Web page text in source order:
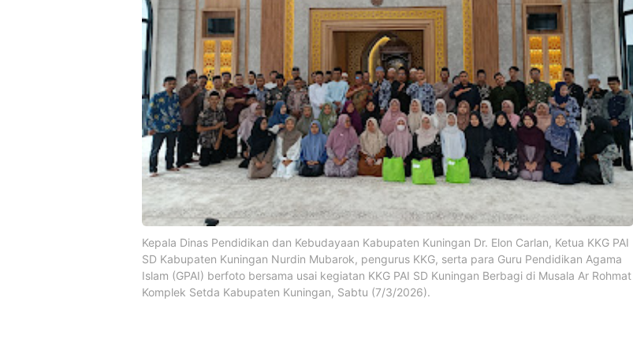
Kepala Dinas Pendidikan dan Kebudayaan Kabupaten Kuningan Dr. Elon Carlan, Ketua KKG PAI
SD Kabupaten Kuningan Nurdin Mubarok, pengurus KKG, serta para Guru Pendidikan Agama
Islam (GPAI) berfoto bersama usai kegiatan KKG PAI SD Kuningan Berbagi di Musala Ar Rohmat
Komplek Setda Kabupaten Kuningan, Sabtu (7/3/2026).